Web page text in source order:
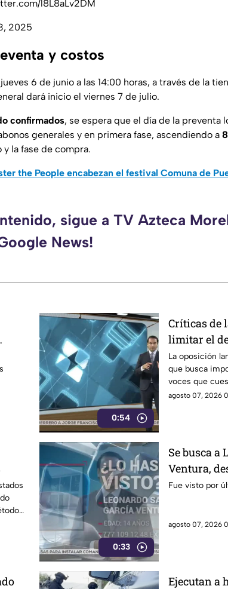
l8L8aLv2DM
2025
y costos
6 de junio a las 14:00 horas, a través de la
dará inicio el viernes 7 de julio.
confirmados, se espera que el día de la preventa
generales y en primera fase, ascendiendo a
la fase de compra.
the People encabezan el festival Comuna de
sigue a TV Azteca
News!
0:54
Críticas de
limitar el
La oposición
que busca
voces que
presuntos
agosto 07, 2026
y
0:33
Se busca a
Ventura,
Fue visto por
agosto 07, 2026
Ejecutan a